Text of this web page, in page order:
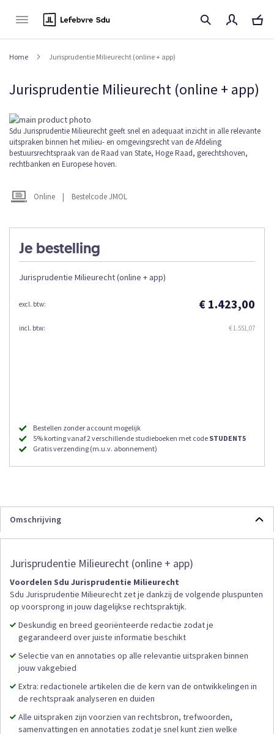
Home Jurisprudentie Milieurecht (online + app)
Jurisprudentie Milieurecht (online + app)
Je bestelling
Jurisprudentie Milieurecht (online + app)
€ 1.423,00
€ 1.551,07
Bestellen zonder account mogelijk
5% korting vanaf 2 verschillende studieboeken met code STUDENT5
Gratis verzending (m.u.v. abonnement)
Ga
naar
het
einde
van
afbeeldingen-
gallerij
Online | Bestelcode JMOL
Ga
naar
het
begin
de
afbeeldingen-
Sdu Jurisprudentie Milieurecht geeft snel en adequaat inzicht in alle relevante
uitspraken binnen het milieu- en omgevingsrecht van de Afdeling
bestuursrechtspraak van de Raad van State, Hoge Raad, gerechtshoven,
rechtbanken en Europese hoven.
Omschrijving
Jurisprudentie Milieurecht (online + app)
Voordelen Sdu Jurisprudentie Milieurecht
Sdu Jurisprudentie Milieurecht zet je dankzij de volgende pluspunten
op voorsprong in jouw dagelijkse rechtspraktijk.
Deskundig en breed georiënteerde redactie zodat je
gegarandeerd over juiste informatie beschikt
Selectie van en annotaties op alle relevantie uitspraken binnen
jouw vakgebied
Extra: redactionele artikelen die de kern van de ontwikkelingen in
de rechtspraak analyseren en duiden
Alle uitspraken zijn voorzien van rechtsbron, trefwoorden,
samenvattingen en annotaties zodat je snel kunt zien welke